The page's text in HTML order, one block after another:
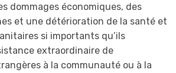
dommages économiques, des
et une détérioration de la santé et
si importants qu’ils
extraordinaire de
à la communauté ou à la